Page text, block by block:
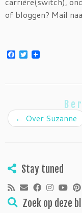
of bloggen? Mail
Facebook
Twitter
← Over Suzanne
Stay tuned
Zoek op deze